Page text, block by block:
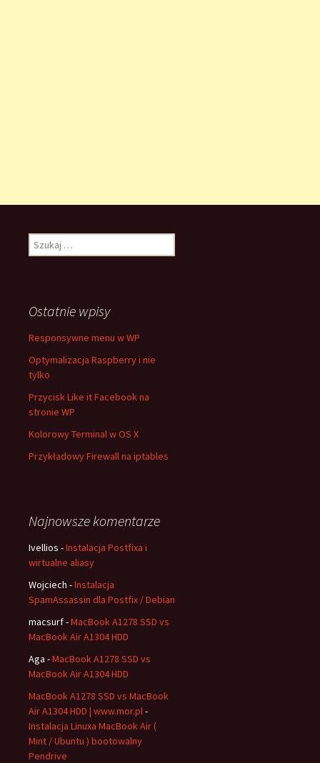
Szukaj:
Ostatnie wpisy
Responsywne menu w WP
Optymalizacja Raspberry i nie
tylko
Przycisk Like it Facebook na
stronie WP
Kolorowy Terminal w OS X
Przykładowy Firewall na iptables
Najnowsze komentarze
Ivellios -Instalacja Postfixa i
wirtualne aliasy
Wojciech -Instalacja
SpamAssassin dla Postfix / Debian
macsurf-MacBook A1278 SSD vs
MacBook Air A1304 HDD
Aga -MacBook A1278 SSD vs
MacBook Air A1304 HDD
MacBook A1278 SSD vs MacBook
Air A1304 HDD | www.mor.pl-
Instalacja Linuxa MacBook Air (
Mint / Ubuntu ) bootowalny
Pendrive